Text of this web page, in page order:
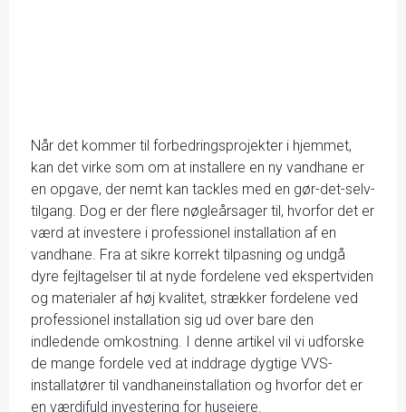
Når det kommer til forbedringsprojekter i hjemmet,
kan det virke som om at installere en ny vandhane er
en opgave, der nemt kan tackles med en gør-det-selv-
tilgang. Dog er der flere nøgleårsager til, hvorfor det er
værd at investere i professionel installation af en
vandhane. Fra at sikre korrekt tilpasning og undgå
dyre fejltagelser til at nyde fordelene ved ekspertviden
og materialer af høj kvalitet, strækker fordelene ved
professionel installation sig ud over bare den
indledende omkostning. I denne artikel vil vi udforske
de mange fordele ved at inddrage dygtige VVS-
installatører til vandhaneinstallation og hvorfor det er
en værdifuld investering for husejere.